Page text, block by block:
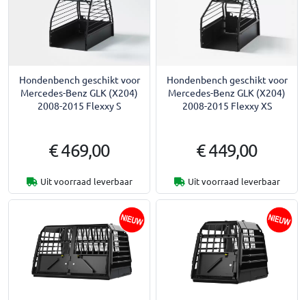
Hondenbench geschikt voor
Mercedes-Benz GLK (X204)
2008-2015 Flexxy S
€ 469,00
Uit voorraad leverbaar
Hondenbench geschikt voor
Mercedes-Benz GLK (X204)
2008-2015 Flexxy XS
€ 449,00
Uit voorraad leverbaar